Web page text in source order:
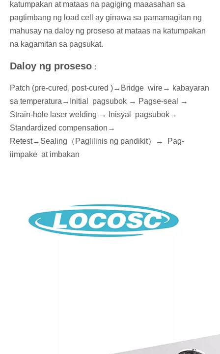
katumpakan at mataas na pagiging maaasahan sa
pagtimbang ng load cell ay ginawa sa pamamagitan ng
mahusay na daloy ng proseso at mataas na katumpakan
na kagamitan sa pagsukat.
Daloy ng proseso ：
Patch (pre-cured, post-cured )→Bridge wire→ kabayaran
sa temperatura→Initial pagsubok → Pagse-seal →
Strain-hole laser welding → Inisyal pagsubok→
Standardized compensation→
Retest→Sealing （ Paglilinis ng pandikit） →
Pag-
iimpake at imbakan